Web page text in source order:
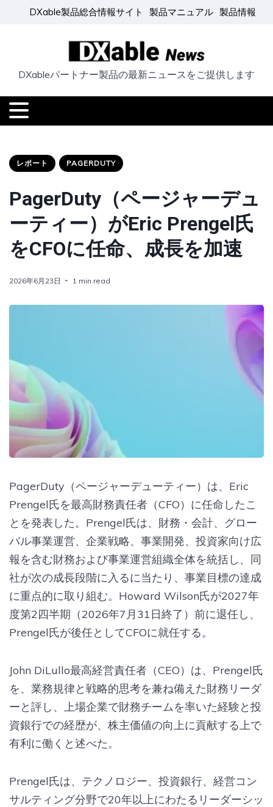
DXable製品総合情報サイト 製品マニュアル 製品情報
DXableパートナー製品の最新ニュースをご提供します
レポート PAGERDUTY
PagerDuty（ページャーデュ
ーティー）がEric Prengel氏
をCFOに任命、成長を加速
2026年6月23日 1 min read
PagerDuty（ページャーデューティー）は、Eric
Prengel氏を最高財務責任者（CFO）に​​任命したこ
とを発表した。Prengel氏は、財務・会計、グロー
バル事業運営、企業戦略、事業開発、投資家向け広
報を含む財務および事業運営組織全体を統括し、同
社が次の成長段階に入るに当たり、事業目標の達成
に重点的に取り組む。Howard Wilson氏が2027年
度第2四半期（2026年7月31日終了）前に退任し、
Prengel氏が後任としてCFOに就任する。
John DiLullo最高経営責任者（CEO）は、Prengel氏
を、業務規律と戦略的思考を兼ね備えた財務リーダ
ーと評し、上場企業で財務チームを率いた経験と投
資銀行での経歴が、株主価値の向上に貢献する上で
有利に働くと述べた。
Prengel氏は、テクノロジー、投資銀行、経営コン
サルティング分野で20年以上にわたるリーダーシッ